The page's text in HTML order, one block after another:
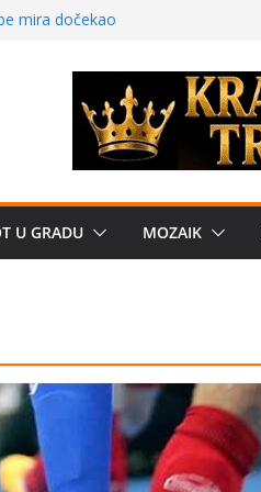
može li
projekat: Gde
i sekularne
Umesto
privatne
U GRADU MOZAIK